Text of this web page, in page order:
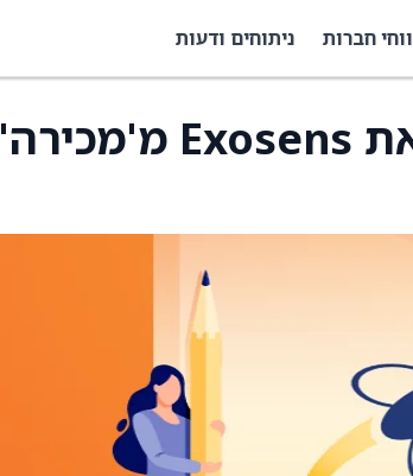
חברות ניתוחים ודעות
Kepler Cheuvreux שדרגה את Exosens מ'מכירה'